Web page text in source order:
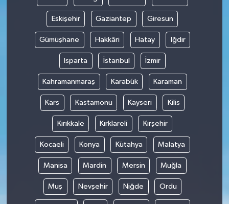
Eskişehir Gaziantep Giresun
Gümüşhane Hakkâri Hatay Iğdır
Isparta İstanbul İzmir
Kahramanmaraş Karabük Karaman
Kars Kastamonu Kayseri Kilis
Kırıkkale Kırklareli Kırşehir
Kocaeli Konya Kütahya Malatya
Manisa Mardin Mersin Muğla
Muş Nevşehir Niğde Ordu